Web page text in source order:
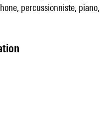
percussionniste, piano,